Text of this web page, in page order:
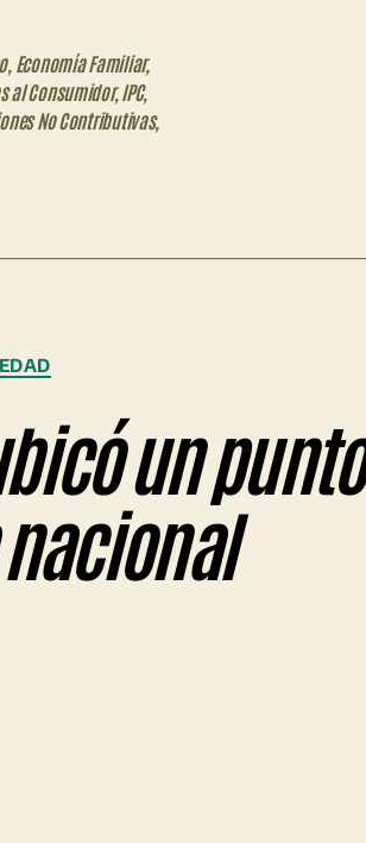
, Economía Familiar,
al Consumidor,IPC,
No Contributivas,
un punto